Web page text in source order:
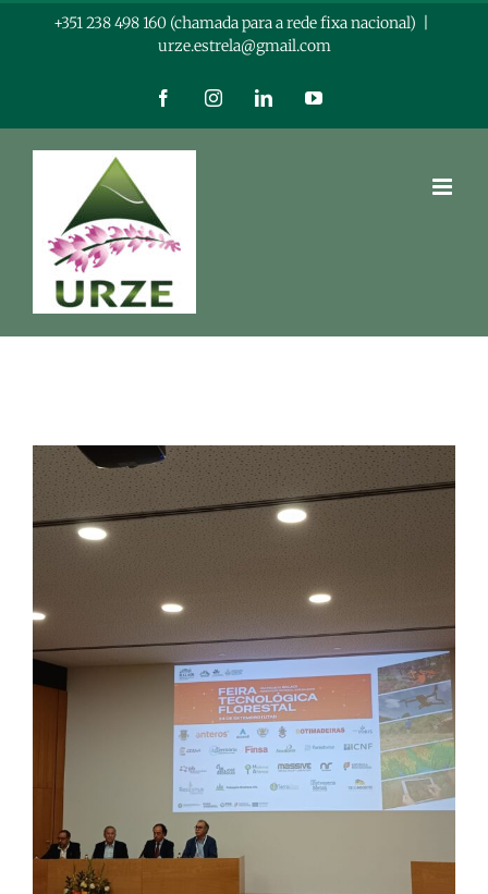
+351 238 498 160 (chamada para a rede fixa nacional)
urze.estrela@gmail.com
FacebookInstagramLinkedInYouTube
View
Larger
Image